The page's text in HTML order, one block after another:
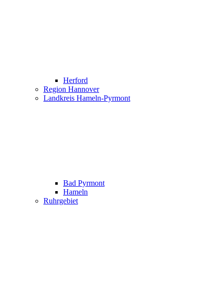
Herford
Region Hannover
Landkreis Hameln-Pyrmont
Bad Pyrmont
Hameln
Ruhrgebiet